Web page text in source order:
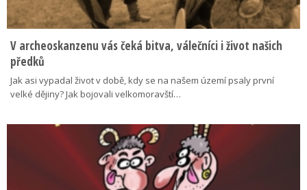
V archeoskanzenu vás čeká bitva, válečníci i život našich
předků
Jak asi vypadal život v době, kdy se na našem území psaly první
velké dějiny? Jak bojovali velkomoravští…